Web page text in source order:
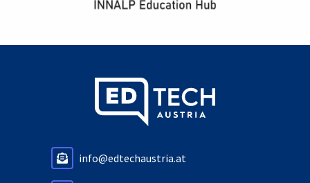
info@edtechaustria.at